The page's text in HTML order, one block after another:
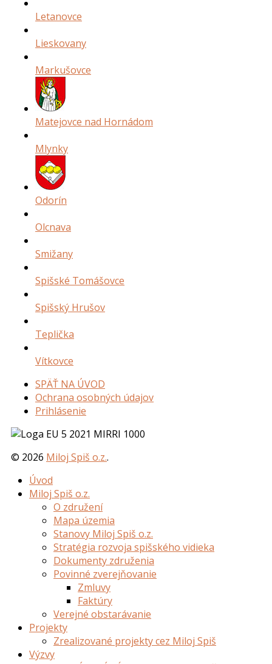
Letanovce
Lieskovany
Markušovce
Matejovce nad Hornádom
Mlynky
Odorín
Olcnava
Smižany
Spišské Tomášovce
Spišský Hrušov
Teplička
Vítkovce
SPÄŤ NA ÚVOD
Ochrana osobných údajov
Prihlásenie
© 2026 Miloj Spiš o.z..
Úvod
Miloj Spiš o.z.
O združení
Mapa územia
Stanovy Miloj Spiš o.z.
Stratégia rozvoja spišského vidieka
Dokumenty združenia
Povinné zverejňovanie
Zmluvy
Faktúry
Verejné obstarávanie
Projekty
Zrealizované projekty cez Miloj Spiš
Výzvy